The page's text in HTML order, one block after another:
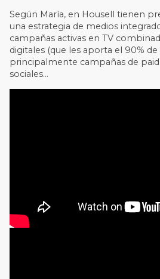
Según María, en Housell tienen
una estrategia de medios
campañas activas en TV
digitales (que les aporta el 90%
principalmente campañas de paid
sociales…